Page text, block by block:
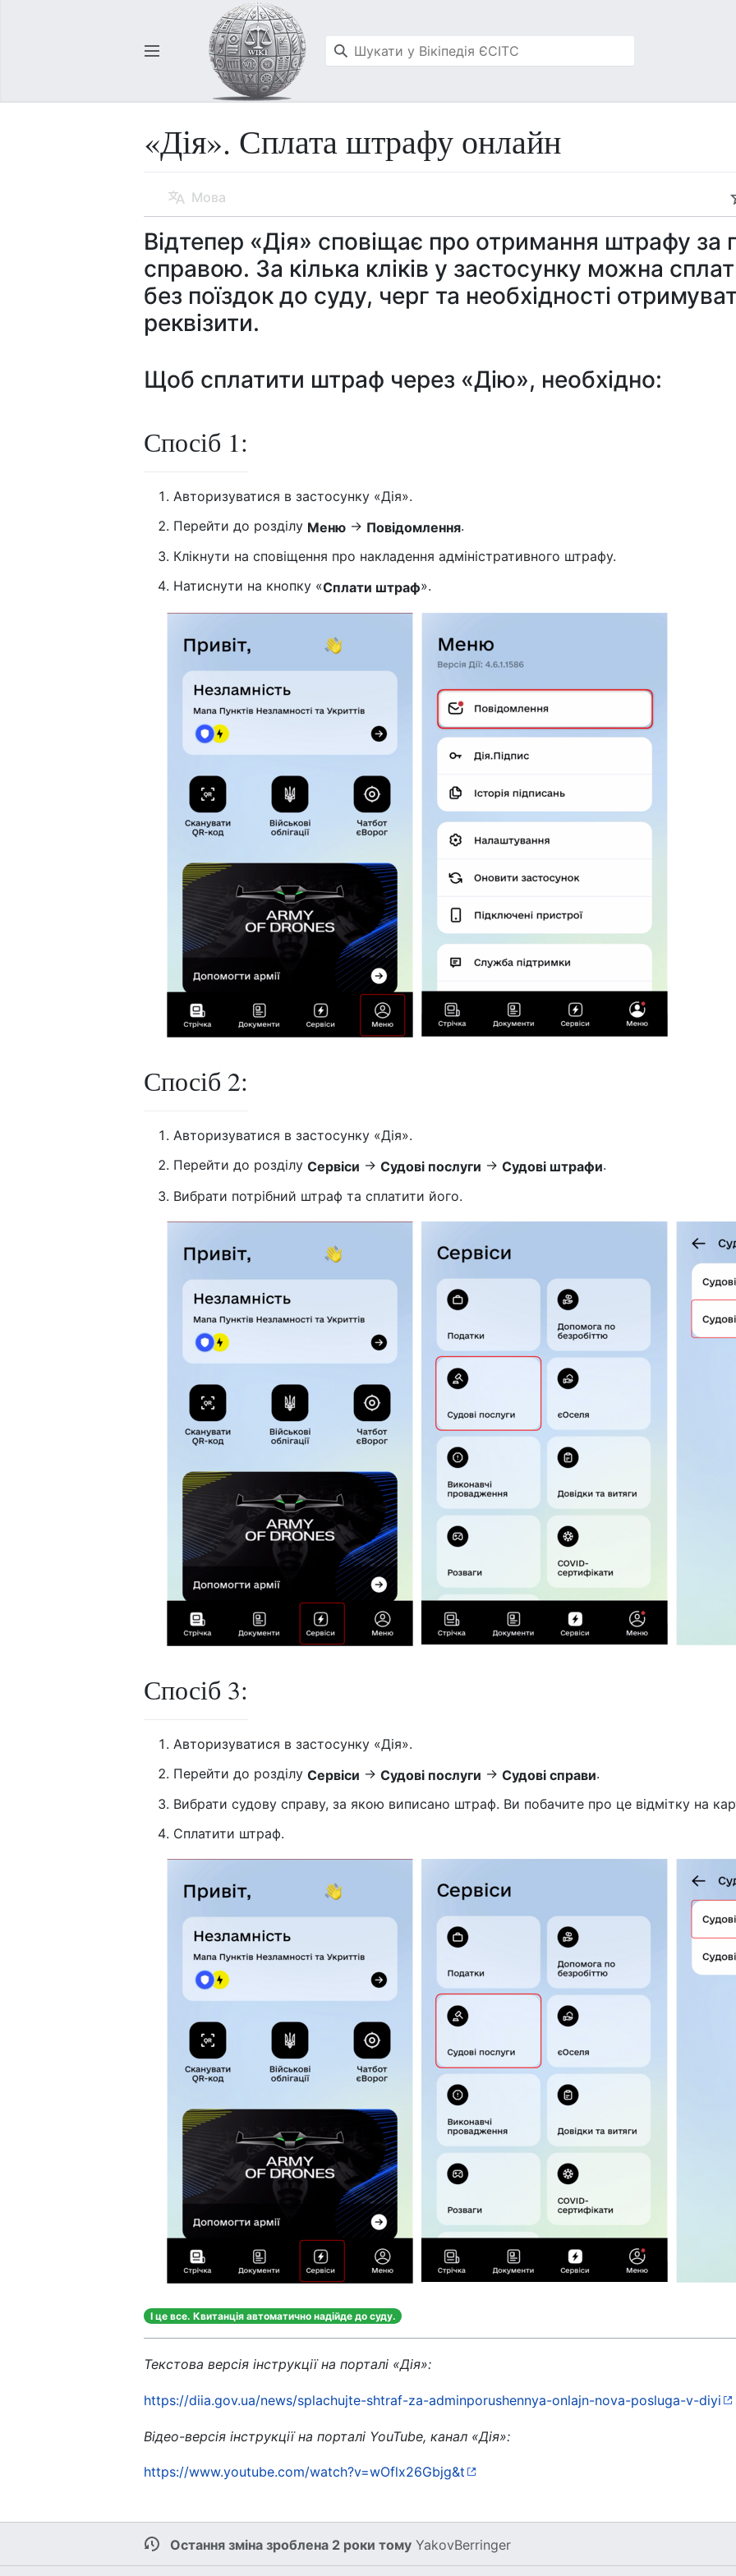
Відкрити головне меню
«Дія». Сплата штрафу онлайн
Мова
Відтепер «Дія» сповіщає про отримання штрафу
справою. За кілька кліків у застосунку можна
без поїздок до суду, черг та необхідності
реквізити.
Щоб сплатити штраф через «Дію», необхідно:
Спосіб 1:
Авторизуватися в застосунку «Дія».
Перейти до розділу Меню → Повідомлення.
Клікнути на сповіщення про накладення адміністративного штрафу.
Натиснути на кнопку «Сплати штраф».
Спосіб 2:
Авторизуватися в застосунку «Дія».
Перейти до розділуСервіси →Судові послуги →Судові штрафи.
Вибрати потрібний штраф та сплатити його.
Спосіб 3:
Авторизуватися в застосунку «Дія».
Перейти до розділуСервіси →Судові послуги →Судові справи.
Вибрати судову справу, за якою виписано штраф. Ви побачите про це відмітку на
Сплатити штраф.
І це все. Квитанція автоматично надійде до суду.
Текстова версія інструкції на порталі «Дія»:
https://diia.gov.ua/news/splachujte-shtraf-za-adminporushennya-onlajn-nova-posluga-v-diyi
Відео-версія інструкції на порталі YouTube, канал «Дія»:
https://www.youtube.com/watch?v=wOflx26Gbjg&t
Остання зміна зроблена 2 роки тому YakovBerringer